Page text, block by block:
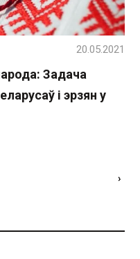
Задача
і эрзян у
20.05.2021
›